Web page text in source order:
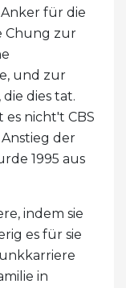
für die
Chung zur
und zur
dies tat.
es nicht't CBS
der
1995 aus
indem sie
es für sie
in